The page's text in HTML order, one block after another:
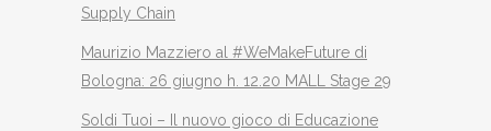
Supply Chain
Maurizio Mazziero al #WeMakeFuture di
Bologna: 26 giugno h. 12.20 MALL Stage 29
Soldi Tuoi – Il nuovo gioco di Educazione